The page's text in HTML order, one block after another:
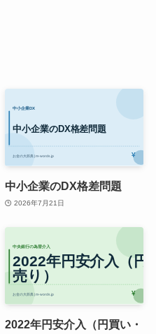
中小企業のDX格差問題
2026年7月21日
2022年円安介入（円買い・